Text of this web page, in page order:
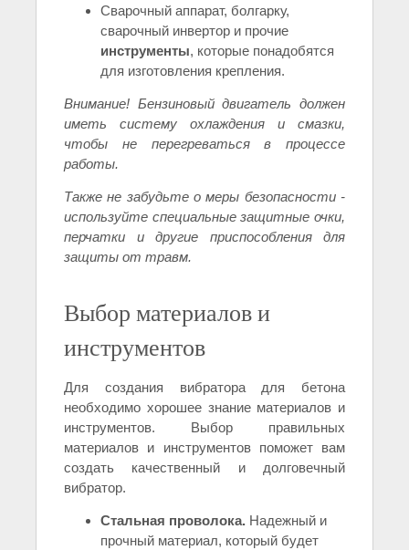
Сварочный аппарат, болгарку,
сварочный инвертор и прочие
инструменты, которые понадобятся
для изготовления крепления.
Внимание! Бензиновый двигатель должен
иметь систему охлаждения и смазки,
чтобы не перегреваться в процессе
работы.
Также не забудьте о меры безопасности -
используйте специальные защитные очки,
перчатки и другие приспособления для
защиты от травм.
Выбор материалов и
инструментов
Для создания вибратора для бетона
необходимо хорошее знание материалов и
инструментов. Выбор правильных
материалов и инструментов поможет вам
создать качественный и долговечный
вибратор.
Стальная проволока. Надежный и
прочный материал, который будет